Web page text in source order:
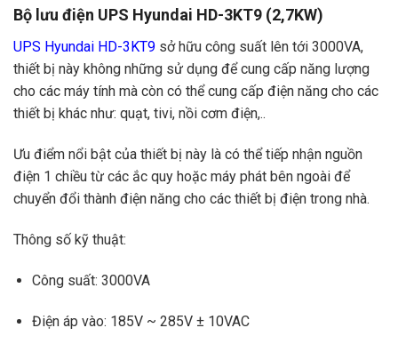
Bộ lưu điện UPS Hyundai HD-3KT9 (2,7KW)
UPS Hyundai HD-3KT9 sở hữu công suất lên tới 3000VA,
thiết bị này không những sử dụng để cung cấp năng lượng
cho các máy tính mà còn có thể cung cấp điện năng cho các
thiết bị khác như: quạt, tivi, nồi cơm điện,..
Ưu điểm nổi bật của thiết bị này là có thể tiếp nhận nguồn
điện 1 chiều từ các ắc quy hoặc máy phát bên ngoài để
chuyển đổi thành điện năng cho các thiết bị điện trong nhà.
Thông số kỹ thuật:
Công suất: 3000VA
Điện áp vào: 185V ~ 285V ± 10VAC